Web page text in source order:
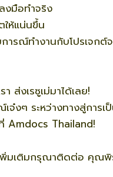
งมือทำจริง
ห้แน่นขึ้น
ารณ์ทำงานกับโปรเจกต์
ส่งเรซูเม่มาได้เลย!
เจ๋งๆ ระหว่างทางสู่การ
Amdocs Thailand!
พิ่มเติมกรุณาติดต่อ คุณ